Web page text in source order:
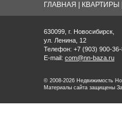
ГЛАВНАЯ КВАРТИРЫ
630099, г. Новосибирск,
ул. Ленина, 12
Телефон: +7 (903) 900-
E-mail: com@nn-baza.ru
© 2008-2026 Недвижимость
Материалы сайта защищены